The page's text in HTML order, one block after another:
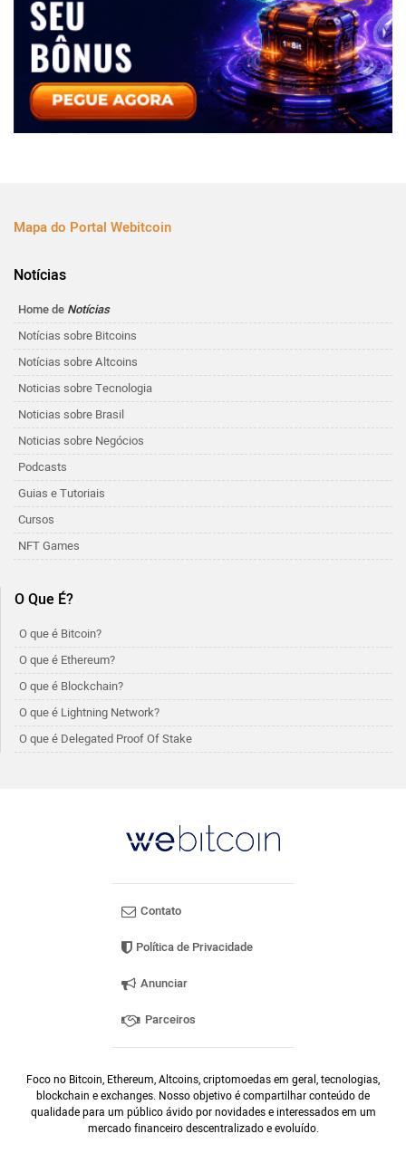
Mapa do Portal Webitcoin
Notícias
Home de Notícias
Notícias sobre Bitcoins
Notícias sobre Altcoins
Noticias sobre Tecnologia
Noticias sobre Brasil
Noticias sobre Negócios
Podcasts
Guias e Tutoriais
Cursos
NFT Games
O Que É?
O que é Bitcoin?
O que é Ethereum?
O que é Blockchain?
O que é Lightning Network?
O que é Delegated Proof Of Stake
Contato
Política de Privacidade
Anunciar
Parceiros
Foco no Bitcoin, Ethereum, Altcoins, criptomoedas em geral, tecnologias,
blockchain e exchanges. Nosso objetivo é compartilhar conteúdo de
qualidade para um público ávido por novidades e interessados em um
mercado financeiro descentralizado e evoluído.